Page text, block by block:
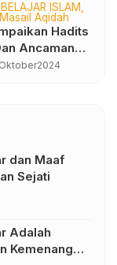
BELAJAR ISLAM
Masail Aqidah
Hadits
Ancaman
Oktober2024
dan Maaf
Sejati
Adalah
Kemenangan